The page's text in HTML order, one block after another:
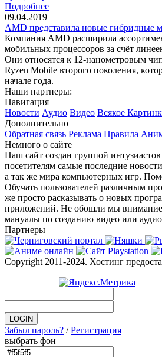
Подробнее
09.04.2019
AMD представила новые гибридные
Компания AMD расширила
мобильных процессоров за счёт
Они относятся к 12-нанометровым
Ryzen Mobile второго поколения,
начале года.
Наши партнеры:
Навигация
Новости Аудио Видео Всякое
Дополнительно
Обратная связь Реклама Правила
Немного о сайте
Наш сайт создан группой
посетителям самые последние
а так же мира компьютерных игр.
Обучать пользователей различным
же просто расказывать о новых
приложений. Не обошли мы внимание
мануалы по созданию видео или
Партнеры
Copyright 2011-2024. Хостинг
Забыл пароль? /Регистрация
выбрать фон